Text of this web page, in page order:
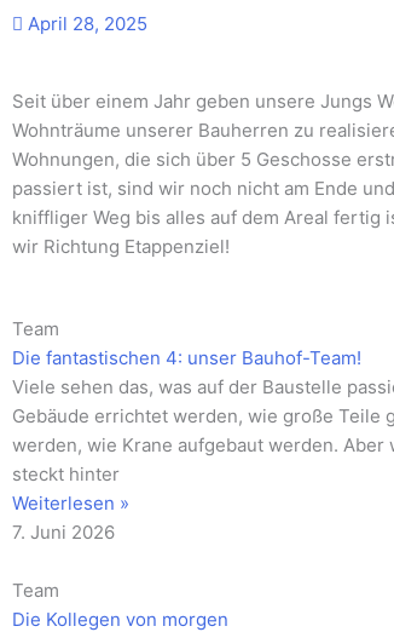
April 28, 2025
Seit über einem Jahr geben unsere Jungs
Wohnträume unserer Bauherren zu
Wohnungen, die sich über 5 Geschosse
passiert ist, sind wir noch nicht am Ende
kniffliger Weg bis alles auf dem Areal fertig
wir Richtung Etappenziel!
Team
Die fantastischen 4: unser Bauhof-Team!
Viele sehen das, was auf der Baustelle
Gebäude errichtet werden, wie große Teile
werden, wie Krane aufgebaut werden. Aber
steckt hinter
Weiterlesen »
7. Juni 2026
Team
Die Kollegen von morgen